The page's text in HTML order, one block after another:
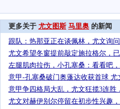
更多关于 尤文图斯 马里奥 的新闻
跟队：热那亚正在谈佩林，尤文询
尤文希望冬窗提前敲定施拉格尔，
左腿肌肉拉伤，小孔塞桑：看看吧
意甲-孔塞桑破门奥蓬达收获首球 尤
意甲争四格局大乱，尤文狂揽3连胜
尤文对赫伊别尔停留在初步性兴趣